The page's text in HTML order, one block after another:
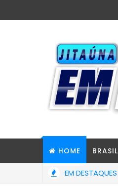
HOME BRASIL
EM DESTAQUES